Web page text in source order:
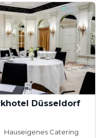
Düsseldorf
Hauseigenes Catering